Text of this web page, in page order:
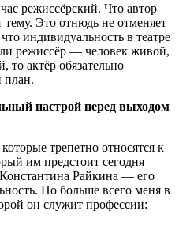
режиссёрский. Что автор
тему. Это отнюдь не отменяет
индивидуальность в театре
режиссёр — человек живой,
актёр обязательно
план.
настрой перед выходом
трепетно относятся к
им предстоит сегодня
Райкина — его
Но больше всего меня в
он служит профессии: